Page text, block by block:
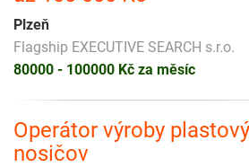
Plzeň
Flagship EXECUTIVE SEARCH s.r.o.
80000 - 100000 Kč za měsíc
Operátor výroby
nosičov